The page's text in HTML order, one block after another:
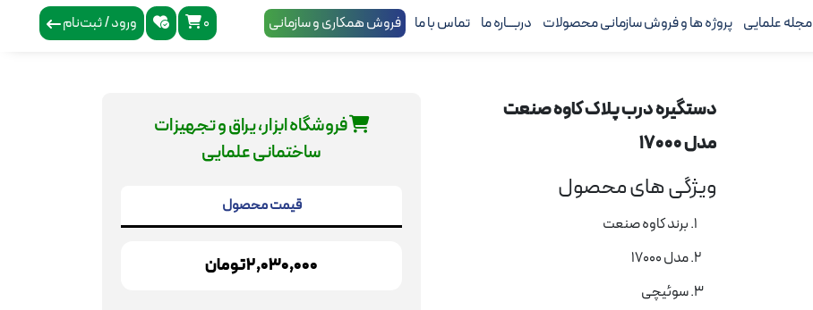
مجله علمایی پروژه ها و فروش سازمانی محصولات دربـــاره ما تماس با ما فروش همکاری و سازمانی 0 ورود / ثبت‌نام
دستگیره درب پلاک کاوه صنعت
مدل 17000
ویژگی های محصول
برند کاوه صنعت
مدل 17000
سوئیچی
فروشگاه ابزار، یراق و تجهیزات
ساختمانی علمایی
قیمت محصول
2,030,000 تومان